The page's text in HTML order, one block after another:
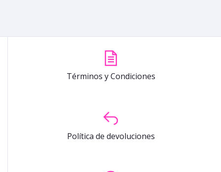
Términos y Condiciones
Política de devoluciones